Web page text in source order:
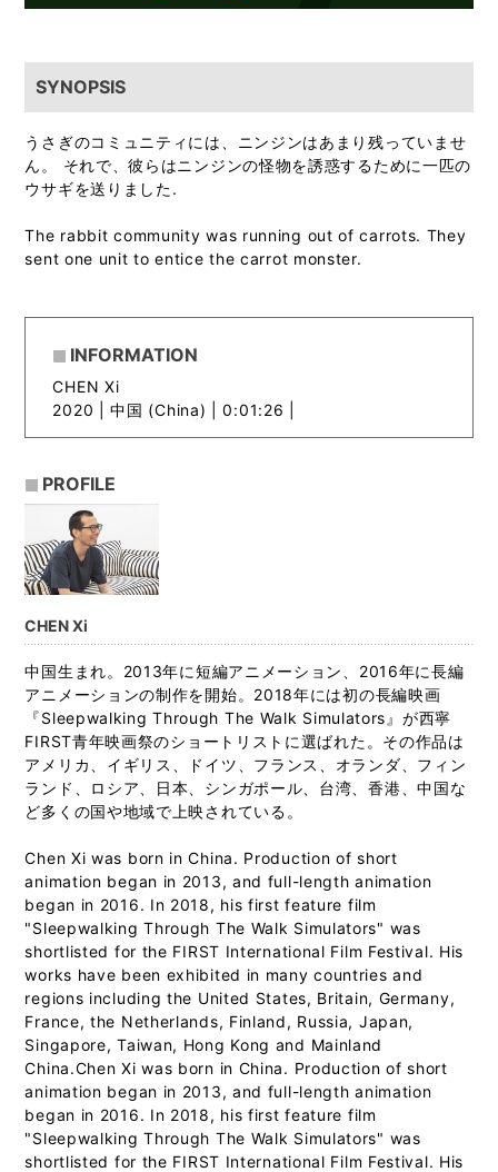
SYNOPSIS
うさぎのコミュニティには、ニンジンはあまり残っていませ
ん。 それで、彼らはニンジンの怪物を誘惑するために一匹の
ウサギを送りました.
The rabbit community was running out of carrots. They
sent one unit to entice the carrot monster.
INFORMATION
CHEN Xi
2020 |中国 (China) | 0:01:26 |
PROFILE
CHEN Xi
中国生まれ。2013年に短編アニメーション、2016年に長編
アニメーションの制作を開始。2018年には初の長編映画
『Sleepwalking Through The Walk Simulators』が西寧
FIRST青年映画祭のショートリストに選ばれた。その作品は
アメリカ、イギリス、ドイツ、フランス、オランダ、フィン
ランド、ロシア、日本、シンガポール、台湾、香港、中国な
ど多くの国や地域で上映されている。
Chen Xi was born in China. Production of short
animation began in 2013, and full-length animation
began in 2016. In 2018, his first feature film
"Sleepwalking Through The Walk Simulators" was
shortlisted for the FIRST International Film Festival. His
works have been exhibited in many countries and
regions including the United States, Britain, Germany,
France, the Netherlands, Finland, Russia, Japan,
Singapore, Taiwan, Hong Kong and Mainland
China.Chen Xi was born in China. Production of short
animation began in 2013, and full-length animation
began in 2016. In 2018, his first feature film
"Sleepwalking Through The Walk Simulators" was
shortlisted for the FIRST International Film Festival. His